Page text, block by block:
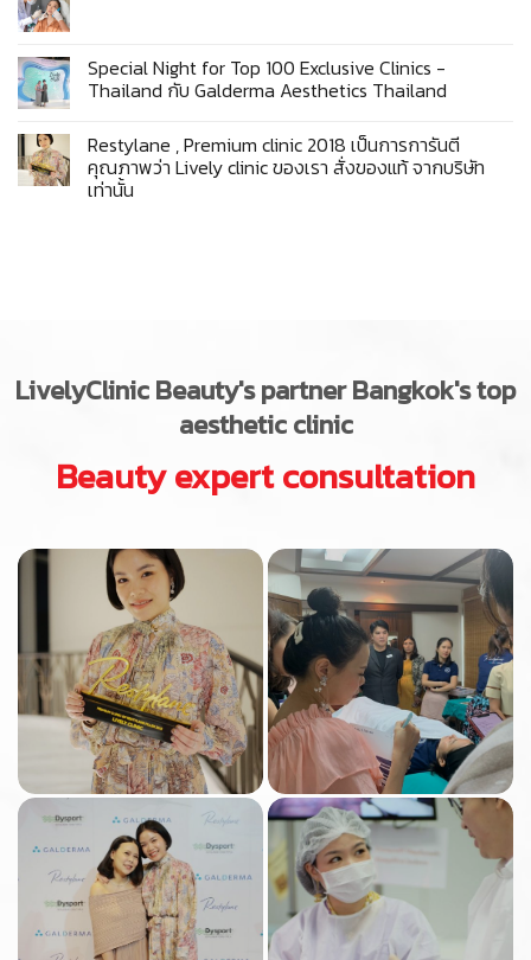
Special Night for Top 100 Exclusive Clinics -
Thailand กับ​ Galderma​ Aesthetics​ Thailand
Restylane , Premium clinic 2018 เป็นการการันตี
คุณภาพว่า Lively clinic ของเรา สั่งของแท้ จากบริษัท
เท่านั้น
LivelyClinicBeauty's partner Bangkok's top
aesthetic clinic
Beauty expert consultation